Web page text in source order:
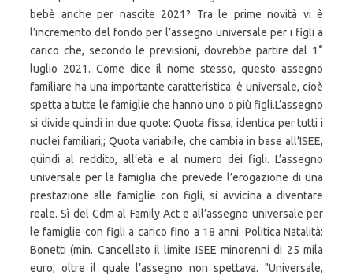
bebè anche per nascite 2021? Tra le prime novità vi è
l’incremento del fondo per l’assegno universale per i figli a
carico che, secondo le previsioni, dovrebbe partire dal 1°
luglio 2021. Come dice il nome stesso, questo assegno
familiare ha una importante caratteristica: è universale, cioè
spetta a tutte le famiglie che hanno uno o più figli.L’assegno
si divide quindi in due quote: Quota fissa, identica per tutti i
nuclei familiari;; Quota variabile, che cambia in base all’ISEE,
quindi al reddito, all’età e al numero dei figli. L’assegno
universale per la famiglia che prevede l’erogazione di una
prestazione alle famiglie con figli, si avvicina a diventare
reale. Sì del Cdm al Family Act e all’assegno universale per
le famiglie con figli a carico fino a 18 anni. Politica Natalità:
Bonetti (min. Cancellato il limite ISEE minorenni di 25 mila
euro, oltre il quale l’assegno non spettava. "Universale,